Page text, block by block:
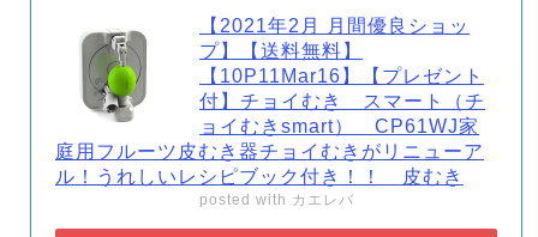
【2021年2月 月間優良ショッ
プ】【送料無料】
【10P11Mar16】【プレゼント
付】チョイむき スマート（チ
ョイむきsmart） CP61WJ家
庭用フルーツ皮むき器チョイむきがリニューア
ル！うれしいレシピブック付き！！ 皮むき
posted with カエレバ